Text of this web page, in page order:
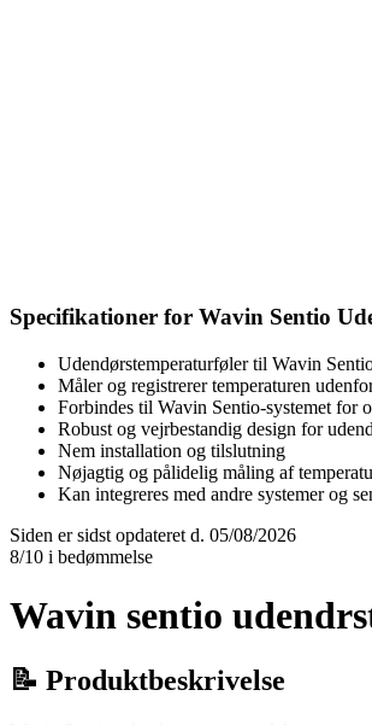
Specifikationer for Wavin Sentio
Udendørstemperaturføler til Wavin
Måler og registrerer temperaturen
Forbindes til Wavin Sentio-systemet for
Robust og vejrbestandig design for
Nem installation og tilslutning
Nøjagtig og pålidelig måling af
Kan integreres med andre systemer og
Siden er sidst opdateret d. 05/08/2026
8/10 i bedømmelse
Wavin sentio
📝 Produktbeskrivelse